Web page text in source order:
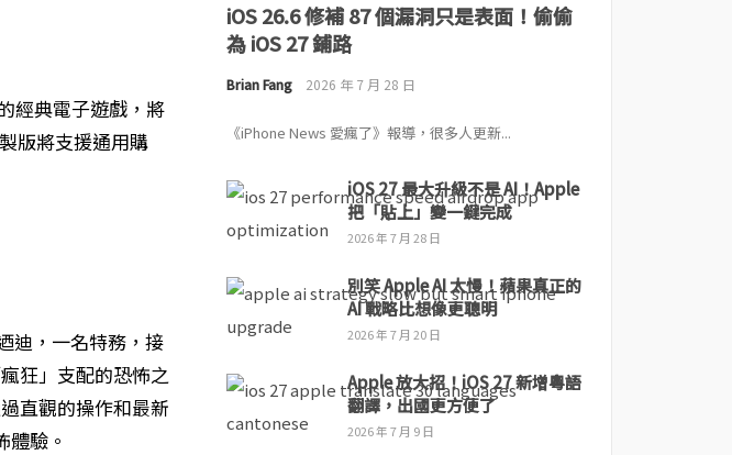
經典電子遊戲，將
版將支援通用購
迪，一名特務，接
狂」支配的恐怖之
直觀的操作和最新
驗。
iOS 26.6 修補 87 個漏洞只是表面！偷偷
為 iOS 27 鋪路
Brian Fang 2026 年 7 月 28 日
《iPhone News 愛瘋了》報導，很多人更新...
iOS 27 最大升級不是 AI！Apple
把「貼上」變一鍵完成
2026 年 7 月 28 日
別笑 Apple AI 太慢！蘋果真正的
AI 戰略比想像更聰明
2026 年 7 月 20 日
Apple 放大招！iOS 27 新增粵語
翻譯，出國更方便了
2026 年 7 月 9 日